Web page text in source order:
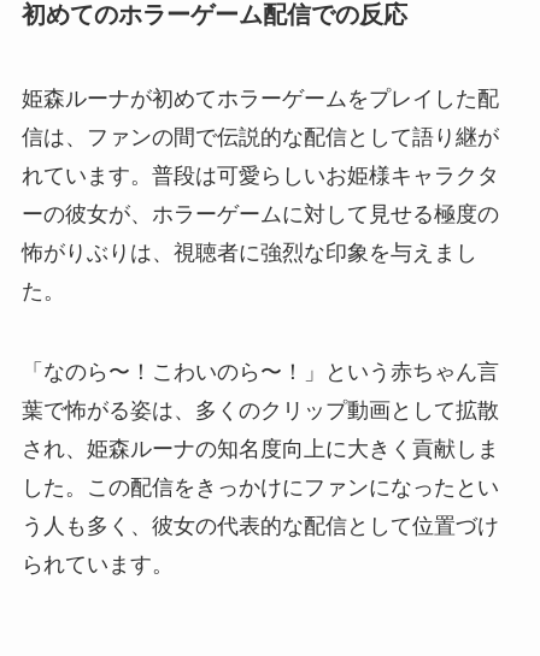
初めてのホラーゲーム配信での反応
姫森ルーナが初めてホラーゲームをプレイした配
信は、ファンの間で伝説的な配信として語り継が
れています。普段は可愛らしいお姫様キャラクタ
ーの彼女が、ホラーゲームに対して見せる極度の
怖がりぶりは、視聴者に強烈な印象を与えまし
た。
「なのら〜！こわいのら〜！」という赤ちゃん言
葉で怖がる姿は、多くのクリップ動画として拡散
され、姫森ルーナの知名度向上に大きく貢献しま
した。この配信をきっかけにファンになったとい
う人も多く、彼女の代表的な配信として位置づけ
られています。